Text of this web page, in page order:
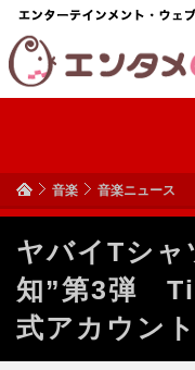
音楽 音楽ニュース
ヤバイTシャ
知”第3弾
式アカウン